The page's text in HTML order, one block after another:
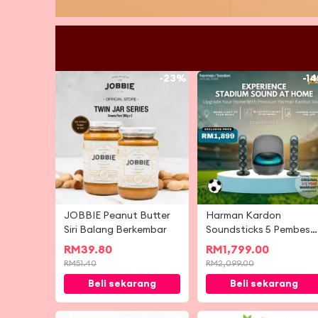
-23%
JOBBIE Peanut Butter
Siri Balang Berkembar
RM 39.80
RM51.40
Beli sekarang
-
Harman Kardon
Soundsticks 5 Pembesar
Suara Penstriman Muzik
Bluetooth Tanpa Wayar
RM 1,799.00
RM2,099.00
Beli sekarang